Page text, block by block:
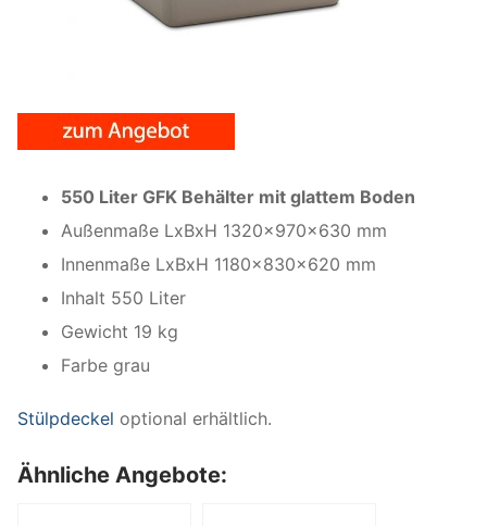
550 Liter GFK Behälter mit glattem Boden
Außenmaße LxBxH 1320x970x630 mm
Innenmaße LxBxH 1180x830x620 mm
Inhalt 550 Liter
Gewicht 19 kg
Farbe grau
Stülpdeckel optional erhältlich.
Ähnliche Angebote: